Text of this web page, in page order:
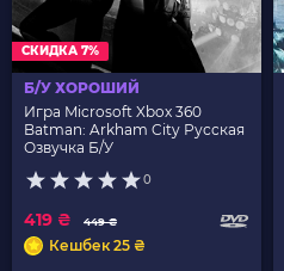
СКИДКА 7%
Б/У ХОРОШИЙ
Игра Microsoft Xbox 360
Batman: Arkham City Русская
Озвучка Б/У
0
449 ₴
419 ₴
Кешбек 25 ₴